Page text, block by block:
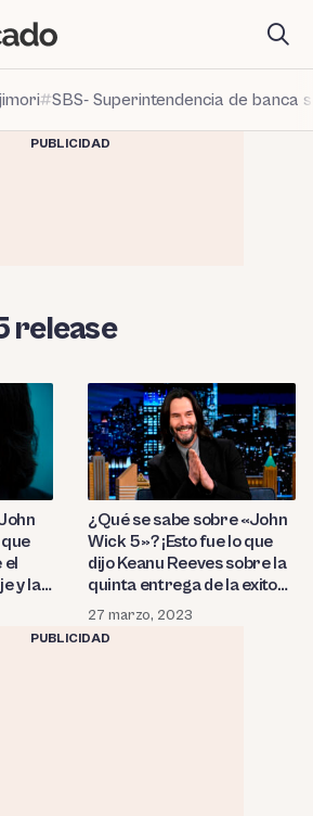
SBS- Superintendencia de banca
PUBLICIDAD
release
que
el
y las
¿Qué se sabe sobre «John
Wick 5»? ¡Esto fue lo que
dijo Keanu Reeves sobre la
quinta entrega de la exitosa
saga de acción!
27 marzo, 2023
PUBLICIDAD